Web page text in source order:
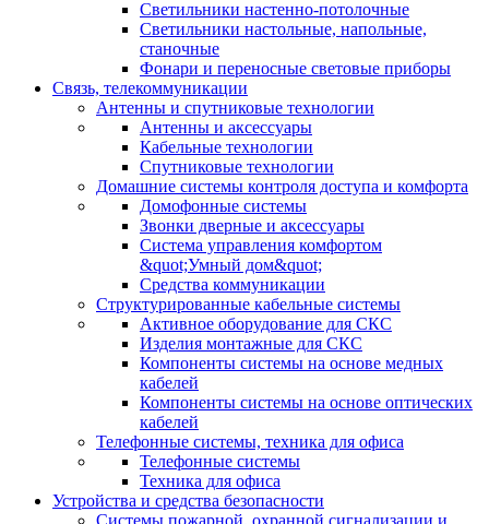
Светильники настенно-потолочные
Светильники настольные, напольные,
станочные
Фонари и переносные световые приборы
Связь, телекоммуникации
Антенны и спутниковые технологии
Антенны и аксессуары
Кабельные технологии
Спутниковые технологии
Домашние системы контроля доступа и комфорта
Домофонные системы
Звонки дверные и аксессуары
Система управления комфортом
&quot;Умный дом&quot;
Средства коммуникации
Структурированные кабельные системы
Активное оборудование для СКС
Изделия монтажные для СКС
Компоненты системы на основе медных
кабелей
Компоненты системы на основе оптических
кабелей
Телефонные системы, техника для офиса
Телефонные системы
Техника для офиса
Устройства и средства безопасности
Системы пожарной, охранной сигнализации и